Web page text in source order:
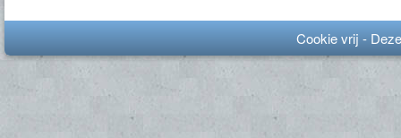
Cookie vrij -